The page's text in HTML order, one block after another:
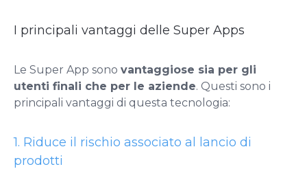
I principali vantaggi delle Super Apps
Le Super App sono vantaggiose sia per gli
utenti finali che per le aziende. Questi sono i
principali vantaggi di questa tecnologia:
1. Riduce il rischio associato al lancio di
prodotti